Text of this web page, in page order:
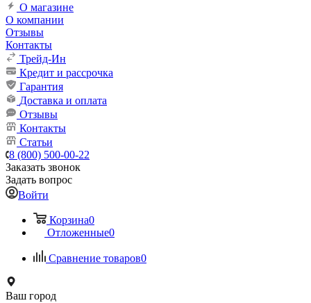
О магазине
О компании
Отзывы
Контакты
Трейд-Ин
Кредит и рассрочка
Гарантия
Доставка и оплата
Отзывы
Контакты
Статьи
8 (800) 500-00-22
Заказать звонок
Задать вопрос
Войти
Корзина0
Отложенные0
Сравнение товаров0
Ваш город